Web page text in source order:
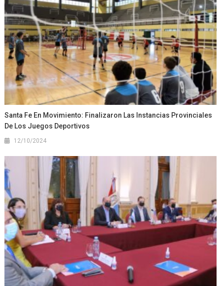
Santa Fe En Movimiento: Finalizaron Las Instancias Provinciales
De Los Juegos Deportivos
12/10/2024